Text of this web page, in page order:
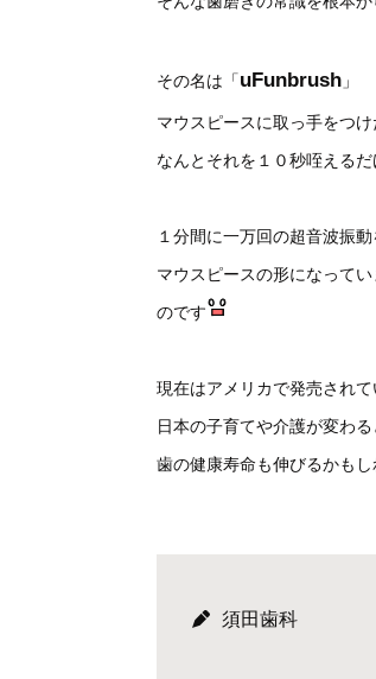
その名は「uFunbrush 」
マウスピースに取っ手をつけ
なんとそれを１０秒咥える
１分間に一万回の超音波振
マウスピースの形になって
のです
現在はアメリカで発売され
日本の子育てや介護が変わ
歯の健康寿命も伸びるかも
須田歯科